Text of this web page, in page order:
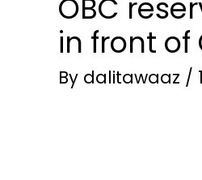
OBC
in front of
By dalitawaaz /